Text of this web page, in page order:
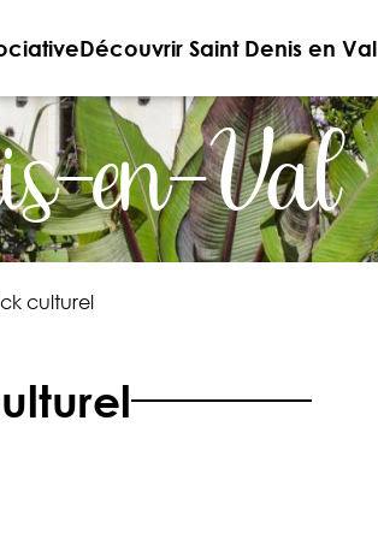
Découvrir Saint Denis en Val
en-Val
culturel